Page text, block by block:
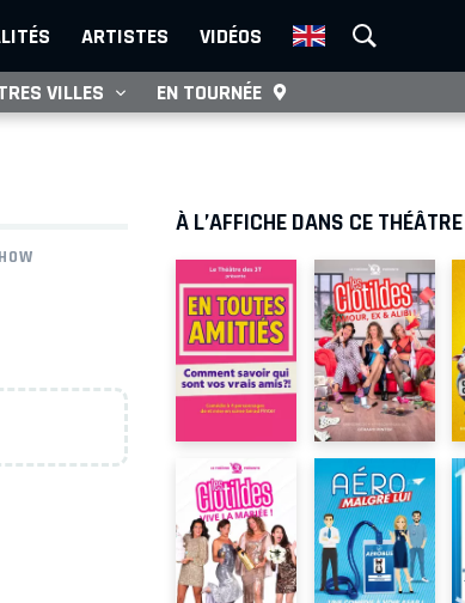
ARTISTES VIDÉOS
VILLES EN TOURNÉE
À L’AFFICHE DANS CE THÉÂTRE